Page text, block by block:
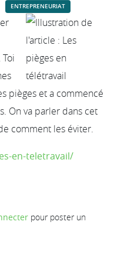
ENTREPRENEURIAT
pièges et a commencé
On va parler dans cet
comment les éviter.
en-teletravail/
pour poster un